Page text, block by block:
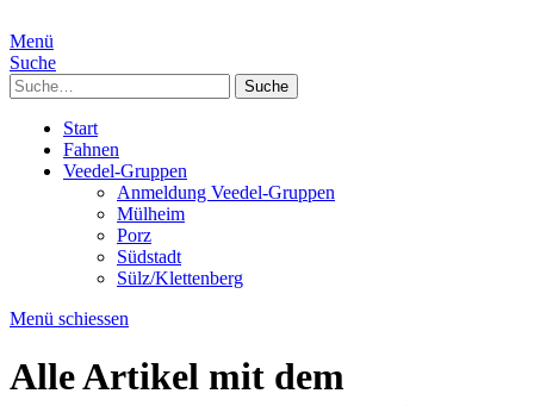
Menü
Suche
Suche
Start
Fahnen
Veedel-Gruppen
Anmeldung Veedel-Gruppen
Mülheim
Porz
Südstadt
Sülz/Klettenberg
Menü schiessen
Alle Artikel mit dem